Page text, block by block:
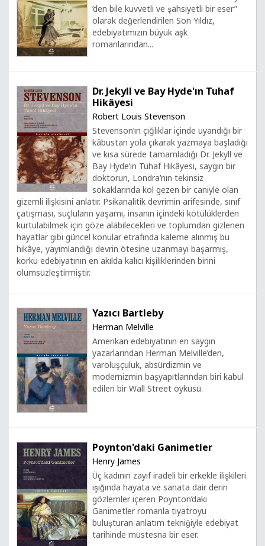
’den bile kuvvetli ve şahsiyetli bir eser”
olarak değerlendirilen Son Yıldız,
edebiyatımızın büyük aşk
romanlarından...
Dr. Jekyll ve Bay Hyde'ın Tuhaf
Hikâyesi
Robert Louis Stevenson
Stevenson’ın çığlıklar içinde uyandığı bir
kâbustan yola çıkarak yazmaya başladığı
ve kısa sürede tamamladığı Dr. Jekyll ve
Bay Hyde’ın Tuhaf Hikâyesi, saygın bir
doktorun, Londra’nın tekinsiz
sokaklarında kol gezen bir caniyle olan
gizemli ilişkisini anlatır. Psikanalitik devrimin arifesinde, sınıf
çatışması, suçluların yaşamı, insanın içindeki kötülüklerden
kurtulabilmek için göze alabilecekleri ve toplumdan gizlenen
hayatlar gibi güncel konular etrafında kaleme alınmış bu
hikâye, yayımlandığı devrin ötesine uzanmayı başarmış,
korku edebiyatının en akılda kalıcı kişiliklerinden birini
ölümsüzleştirmiştir.
Yazıcı Bartleby
Herman Melville
Amerikan edebiyatının en saygın
yazarlarından Herman Melville’den,
varoluşçuluk, absürdizmin ve
modernizmin başyapıtlarından biri kabul
edilen bir Wall Street öyküsü.
Poynton'daki Ganimetler
Henry James
Üç kadının zayıf iradeli bir erkekle ilişkileri
ışığında hayata ve sanata dair derin
gözlemler içeren Poynton’daki
Ganimetler romanla tiyatroyu
buluşturan anlatım tekniğiyle edebiyat
tarihinde müstesna bir eser.